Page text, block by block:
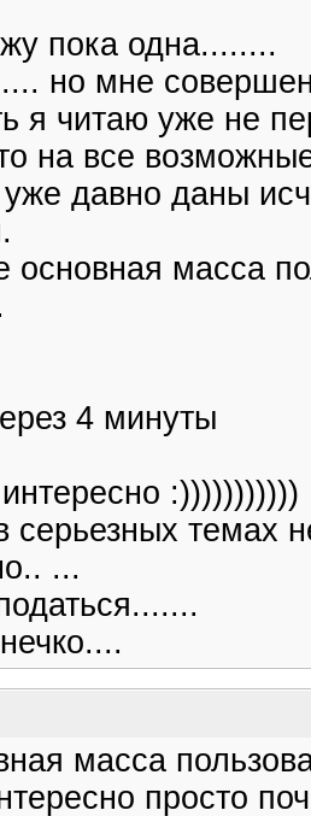
пока одна........
но мне
я читаю уже не
на все
уже давно даны
основная масса
4 минуты
:)))))))))))
серьезных темах
...
масса
просто